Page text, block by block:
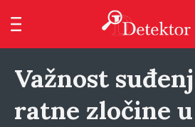
Važnost
ratne zločine